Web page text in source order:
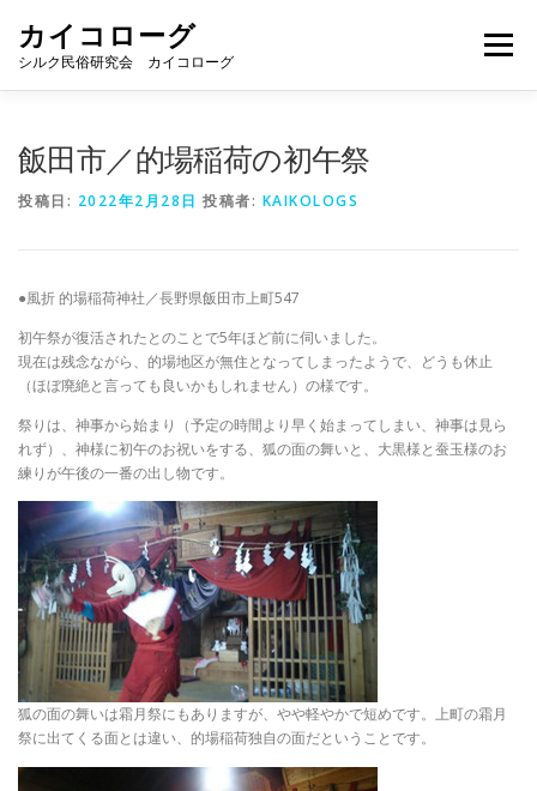
カイコローグ
シルク民俗研究会 カイコローグ
メニュー
飯田市／的場稲荷の初午祭
投稿日: 2022年2月28日 投稿者: KAIKOLOGS
●風折 的場稲荷神社／長野県飯田市上町547
初午祭が復活されたとのことで5年ほど前に伺いました。
現在は残念ながら、的場地区が無住となってしまったようで、どうも休止
（ほぼ廃絶と言っても良いかもしれません）の様です。
祭りは、神事から始まり（予定の時間より早く始まってしまい、神事は見ら
れず）、神様に初午のお祝いをする、狐の面の舞いと、大黒様と蚕玉様のお
練りが午後の一番の出し物です。
狐の面の舞いは霜月祭にもありますが、やや軽やかで短めです。上町の霜月
祭に出てくる面とは違い、的場稲荷独自の面だということです。